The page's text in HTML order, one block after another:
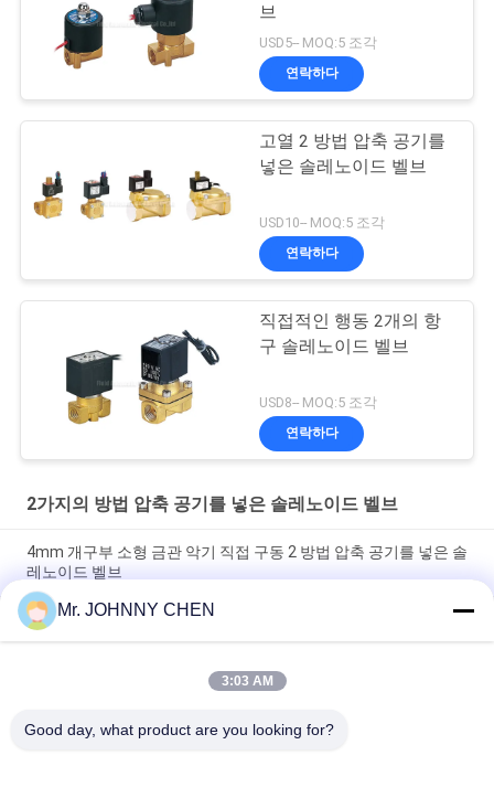
브
USD5-- MOQ:5 조각
연락하다
고열 2 방법 압축 공기를
넣은 솔레노이드 벨브
USD10-- MOQ:5 조각
연락하다
직접적인 행동 2개의 항
구 솔레노이드 벨브
USD8-- MOQ:5 조각
연락하다
2가지의 방법 압축 공기를 넣은 솔레노이드 벨브
4mm 개구부 소형 금관 악기 직접 구동 2 방법 압축 공기를 넣은 솔
레노이드 벨브
16~50mm 개구부 2/2 Viton 물개를 가진 금관 악기 압축 공기를
넣은 솔레노이드 벨브 G1/2 " ~G2"
고열 1.5MPa 2 방법 증기를 위한 PTFE 물개를 가진 압축 공기를
Mr. JOHNNY CHEN
3:03 AM
Good day, what product are you looking for?